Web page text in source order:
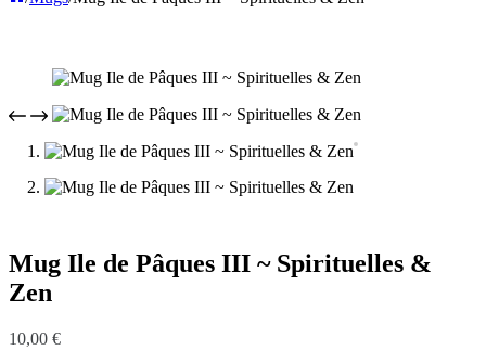
Mug Ile de Pâques III ~ Spirituelles &
Zen
10,00 €